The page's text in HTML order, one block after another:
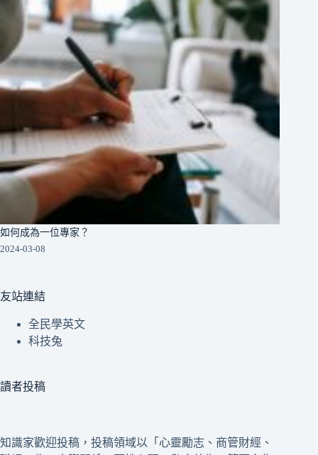
如何成為一位專家？
2024-03-08
友站連結
全民學英文
科技兔
讀者投稿
知識家歡迎投稿，投稿領域以「心靈勵志、商管財經、